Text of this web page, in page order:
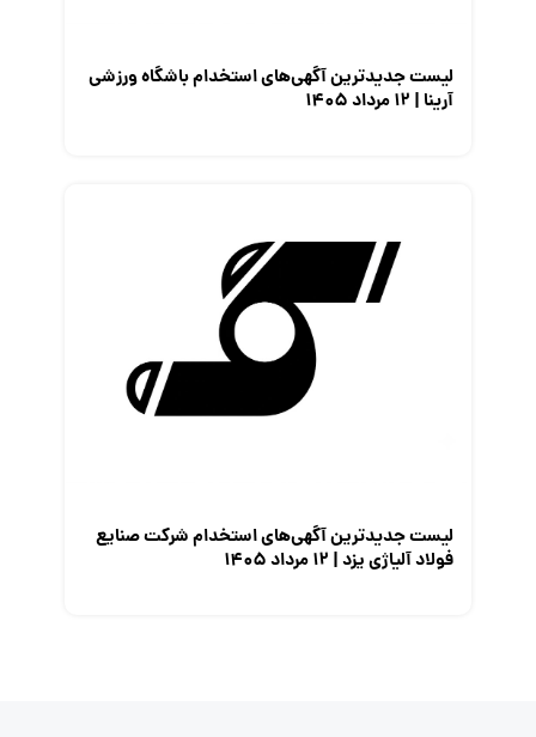
لیست جدیدترین آگهی‌های استخدام باشگاه ورزشی
آرینا | ۱۲ مرداد ۱۴۰۵
لیست جدیدترین آگهی‌های استخدام شرکت صنایع
فولاد آلیاژی یزد | ۱۲ مرداد ۱۴۰۵